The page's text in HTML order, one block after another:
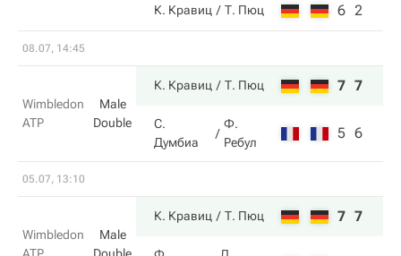
К. Кравиц Т. Пюц 6 2
08.07, 14:45
Wimbledon
ATP
Male
Double
К. Кравиц Т. Пюц 7 7
С.
Думбиа
Ф.
Ребул
5 6
05.07, 13:10
Wimbledon
Male
К. Кравиц Т. Пюц 7 7